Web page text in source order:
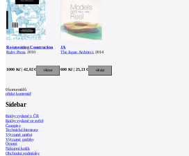
Re-inventing Construction
Ruby Press , 2010
1000 Kč | 42,02 €
JA
The Japan Architect, 2014
600 Kč | 25,21 €
0komentářů
přidat komentář
Sidebar
Knihy vydané v ČR
Knihy vydané ve světě
Časopisy
Technická literatura
Výtvarné umění
Výtvarné potřeby
Ostatní
Nákupní košík
Obchodní podmínky